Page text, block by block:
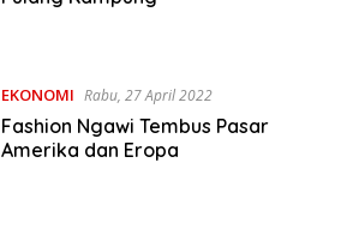
EKONOMI Rabu, 27 April 2022
Fashion Ngawi Tembus Pasar
Amerika dan Eropa